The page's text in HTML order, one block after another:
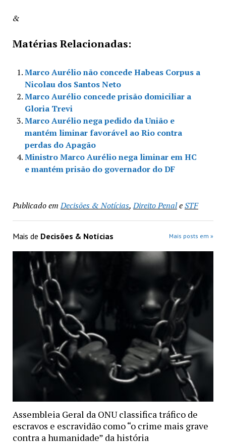
&
Matérias Relacionadas:
Marco Aurélio não concede Habeas Corpus a
Nicolau dos Santos Neto
Marco Aurélio concede prisão domiciliar a
Gloria Trevi
Marco Aurélio nega pedido da União e
mantém liminar favorável ao Rio contra
perdas do Apagão
Ministro Marco Aurélio nega liminar em HC
e mantém prisão do governador do DF
Publicado em Decisões & Notícias,Direito PenaleSTF
Mais de Decisões & Notícias Mais posts em »
Assembleia Geral da ONU classifica tráfico de
escravos e escravidão como “o crime mais grave
contra a humanidade” da história